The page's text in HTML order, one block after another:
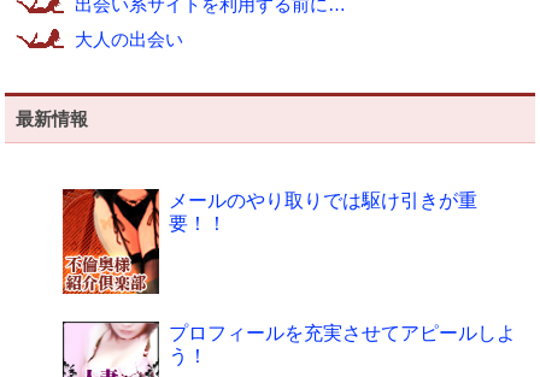
出会い系サイトを利用する前に…
大人の出会い
最新情報
メールのやり取りでは駆け引きが重
要！！
プロフィールを充実させてアピールしよ
う！